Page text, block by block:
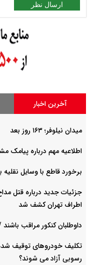
ارسال نظر
آخرین اخبار
میدان نیلوفر؛ ۱۶۳ روز بعد
اطلاعیه مهم درباره پیامک
برخورد قاطع با وسایل
جزئیات جدید درباره قتل
اطراف تهران کشف شد
داوطلبان کنکور مراقب
تکلیف خودروهای توقیف
رسوبی آزاد می شوند؟